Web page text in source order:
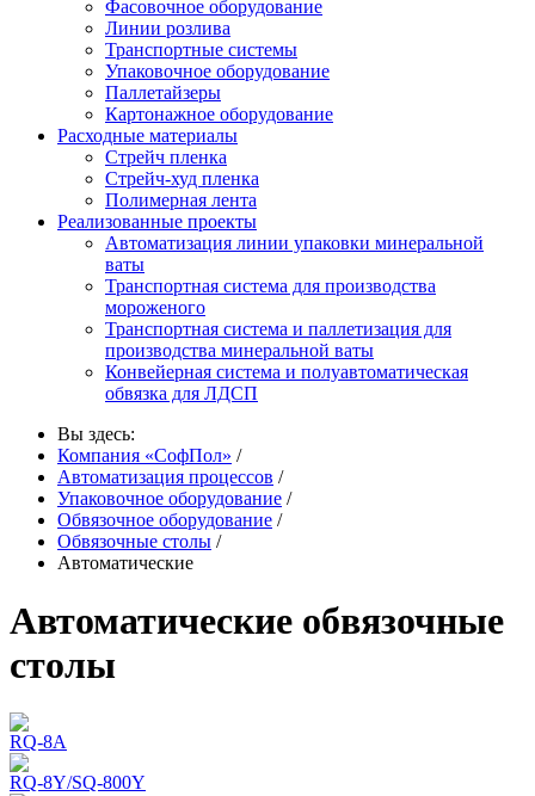
Фасовочное оборудование
Линии розлива
Транспортные системы
Упаковочное оборудование
Паллетайзеры
Картонажное оборудование
Расходные материалы
Стрейч пленка
Стрейч-худ пленка
Полимерная лента
Реализованные проекты
Автоматизация линии упаковки минеральной
ваты
Транспортная система для производства
мороженого
Транспортная система и паллетизация для
производства минеральной ваты
Конвейерная система и полуавтоматическая
обвязка для ЛДСП
Вы здесь:
Компания «СофПол» /
Автоматизация процессов /
Упаковочное оборудование /
Обвязочное оборудование /
Обвязочные столы /
Автоматические
Автоматические обвязочные
столы
RQ-8A
RQ-8Y/SQ-800Y